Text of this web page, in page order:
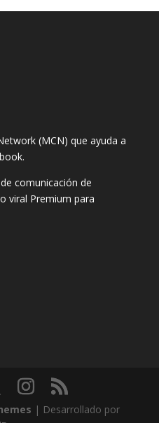
(MCN) que ayuda a
comunicación de
viral Premium para
| Desarrollado por